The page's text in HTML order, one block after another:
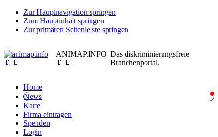
Zur Hauptnavigation springen
Zum Hauptinhalt springen
Zur primären Seitenleiste springen
ANIMAP.INFO
🇩🇪
Das diskriminierungsfreie
Branchenportal.
Home
News
Karte
Firma eintragen
Spenden
Login